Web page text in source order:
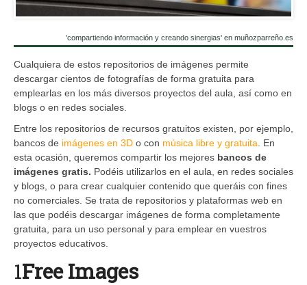
'compartiendo información y creando sinergias' en muñozparreño.es
Cualquiera de estos repositorios de imágenes permite
descargar cientos de fotografías de forma gratuita para
emplearlas en los más diversos proyectos del aula, así como en
blogs o en redes sociales.
Entre los repositorios de recursos gratuitos existen, por ejemplo,
bancos de imágenes en 3D o con música libre y gratuita . En
esta ocasión, queremos compartir los mejores bancos de
imágenes gratis. Podéis utilizarlos en el aula, en redes sociales
y blogs, o para crear cualquier contenido que queráis con fines
no comerciales. Se trata de repositorios y plataformas web en
las que podéis descargar imágenes de forma completamente
gratuita, para un uso personal y para emplear en vuestros
proyectos educativos.
1Free Images